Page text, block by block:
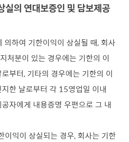
의 연대보증인 및 담보제공
하여 기한이익이 상실될 때, 회사
처분이 있는 경우에는 기한의 이
부터, 기타의 경우에는 기한의 이
한 날로부터 각 15영업일 이내
자에게 내용증명 우편으로 그 내
익이 상실되는 경우, 회사는 기한